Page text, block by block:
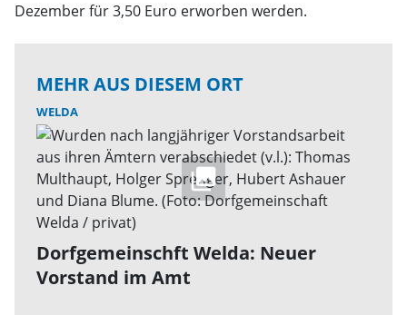
Dezember für 3,50 Euro erworben werden.
MEHR AUS DIESEM ORT
WELDA
Dorfgemeinschft Welda: Neuer
Vorstand im Amt